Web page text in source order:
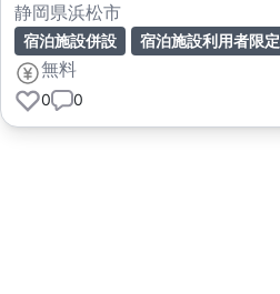
静岡県浜松市
宿泊施設併設 宿泊施設利用者限定
無料
0 0